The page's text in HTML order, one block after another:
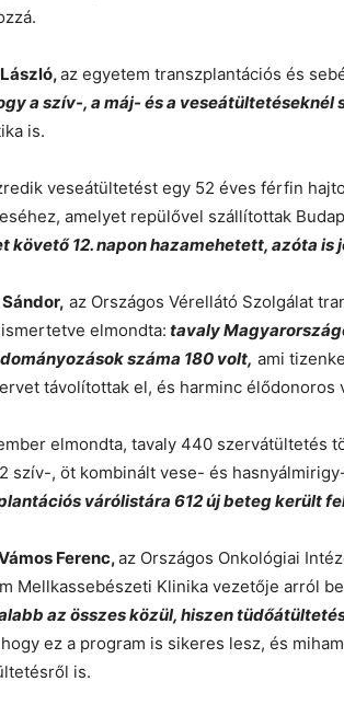
az egyetem transzplantációs és
a szív-, a máj- és a
is.
veseátültetést egy 52 éves férfin
amelyet repülővel szállítottak
követő 12. napon hazamehetett, azóta is
az Országos Vérellátó Szolgálat
elmondta: tavaly
száma 180 volt, ami
távolítottak el, és harminc
elmondta, tavaly 440 szervátültetés
szív-, öt kombinált vese- és
várólistára 612 új beteg került
Ferenc,az Országos Onkológiai
Mellkassebészeti Klinika vezetője arról
az összes közül, hiszen
ez a program is sikeres lesz, és
is.